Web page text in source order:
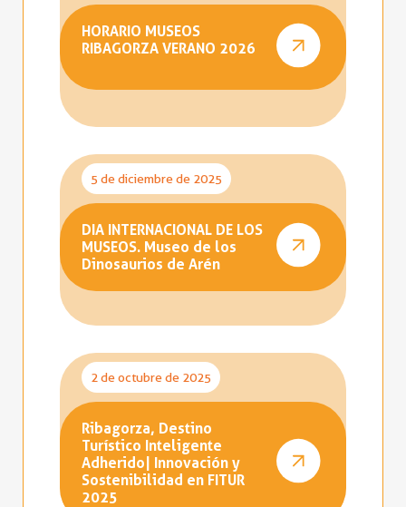
HORARIO MUSEOS
RIBAGORZA VERANO 2026
5 de diciembre de 2025
DIA INTERNACIONAL DE LOS
MUSEOS. Museo de los
Dinosaurios de Arén
2 de octubre de 2025
Ribagorza, Destino
Turístico Inteligente
Adherido| Innovación y
Sostenibilidad en FITUR
2025